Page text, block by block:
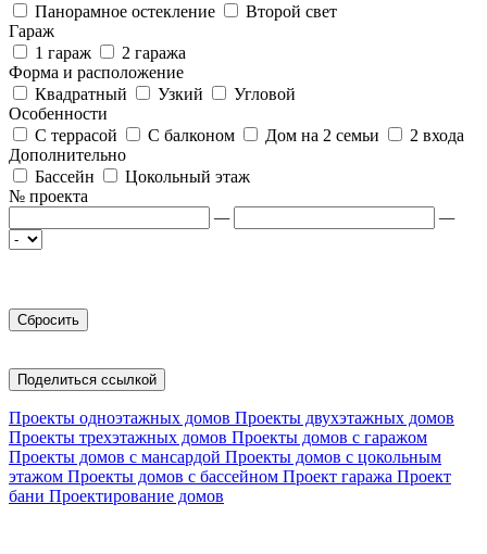
Панорамное остекление
Второй свет
Гараж
1 гараж
2 гаража
Форма и расположение
Квадратный
Узкий
Угловой
Особенности
С террасой
С балконом Дом на 2 семьи
2 входа
Дополнительно
Бассейн
Цокольный этаж
№ проекта
—
—
Поделиться ссылкой
Проекты одноэтажных домов Проекты двухэтажных домов
Проекты трехэтажных домов Проекты домов с гаражом
Проекты домов с мансардой Проекты домов с цокольным
этажом Проекты домов с бассейном Проект гаража Проект
бани Проектирование домов